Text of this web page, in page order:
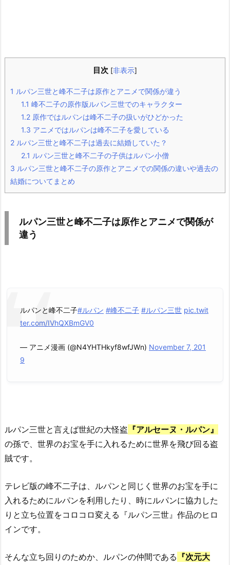
目次 [非表示]
1 ルパン三世と峰不二子は原作とアニメで関係が違う
1.1 峰不二子の原作版ルパン三世でのキャラクター
1.2 原作ではルパンは峰不二子の扱いがひどかった
1.3 アニメではルパンは峰不二子を愛している
2 ルパン三世と峰不二子は過去に結婚していた？
2.1 ルパン三世と峰不二子の子供はルパン小僧
3 ルパン三世と峰不二子の原作とアニメでの関係の違いや過去の
結婚についてまとめ
ルパン三世と峰不二子は原作とアニメで関係が
違う
ルパンと峰不二子#ルパン #峰不二子 #ルパン三世 pic.twit
ter.com/IVhQXBmGV0
— アニメ漫画 (@N4YHTHkyf8wfJWn) November 7, 201
9
ルパン三世と言えば世紀の大怪盗 『アルセーヌ・ルパン』
の孫で、世界のお宝を手に入れるために世界を飛び回る盗
賊です。
テレビ版の峰不二子は、ルパンと同じく世界のお宝を手に
入れるためにルパンを利用したり、時にルパンに協力した
りと立ち位置をコロコロ変える『ルパン三世』作品のヒロ
インです。
そんな立ち回りのためか、ルパンの仲間である 『次元大